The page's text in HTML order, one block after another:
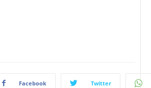
Facebook Twitter